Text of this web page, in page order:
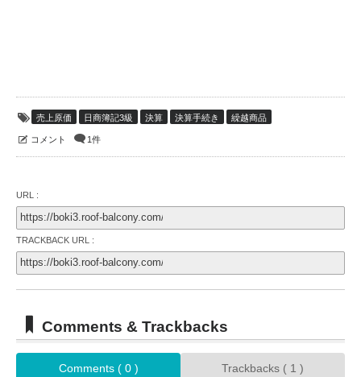
売上原価 日商簿記3級 決算 決算手続き 繰越商品
コメント 1件
URL :
TRACKBACK URL :
Comments & Trackbacks
Comments ( 0 ) Trackbacks ( 1 )